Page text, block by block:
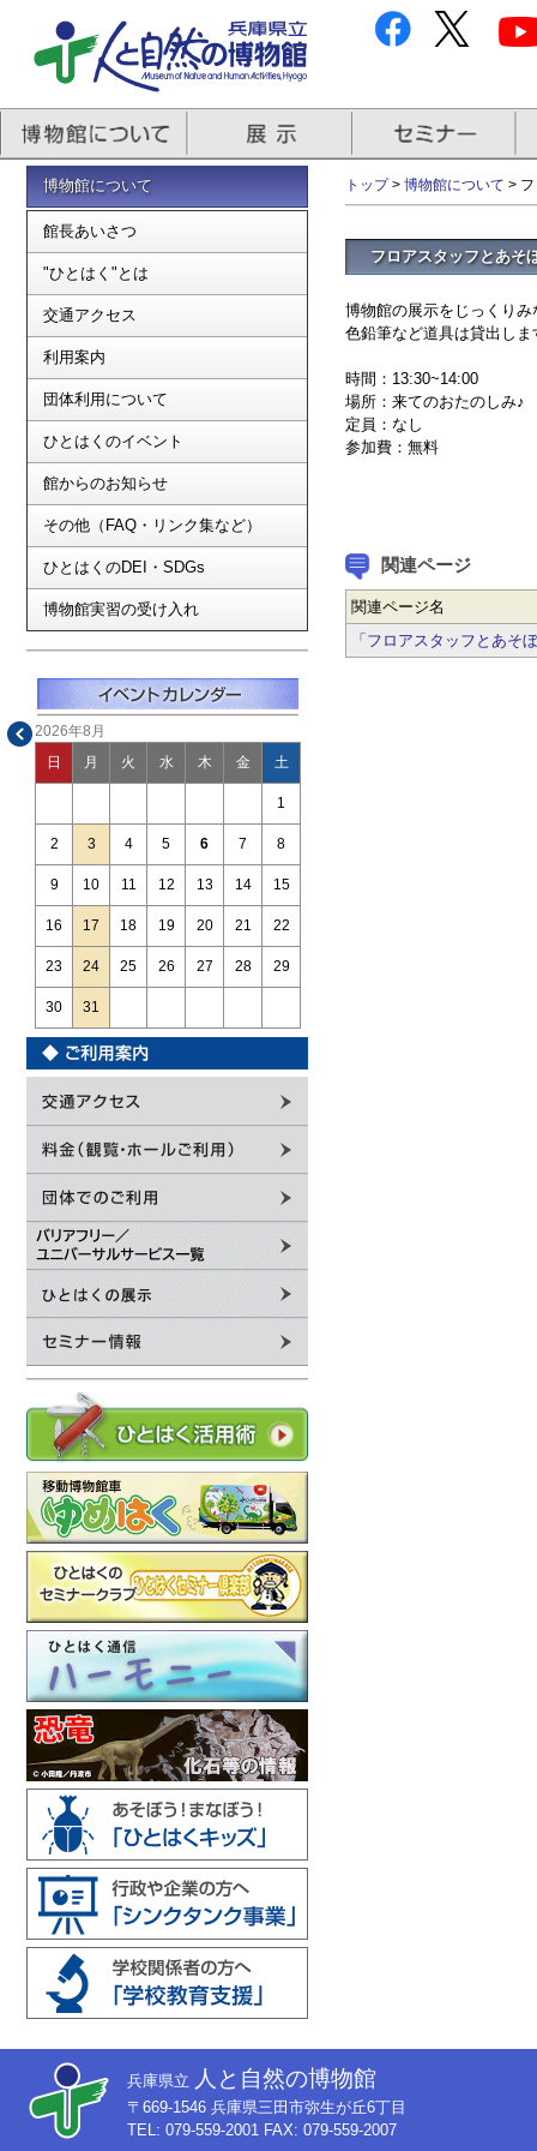
博物館について
館長あいさつ
"ひとはく"とは
交通アクセス
利用案内
団体利用について
ひとはくのイベント
館からのお知らせ
その他（FAQ・リンク集など）
ひとはくのDEI・SDGs
博物館実習の受け入れ
2026年8月
日 月 火 水 木 金 土
1
2 3 4 5 6 7 8
9 10 11 12 13 14 15
16 17 18 19 20 21 22
23 24 25 26 27 28 29
30 31
トップ> 博物館について >
フロアスタッフとあそ
博物館の展示をじっくり
色鉛筆など道具は貸出しま
時間：13:30~14:00
場所：来てのおたのしみ♪
定員：なし
参加費：無料
関連ページ
関連ページ名
「フロアスタッフとあそ
兵庫県立 人と自然の博物館
〒669-1546 兵庫県三田市弥生が丘6丁目
TEL: 079-559-2001 FAX: 079-559-2007